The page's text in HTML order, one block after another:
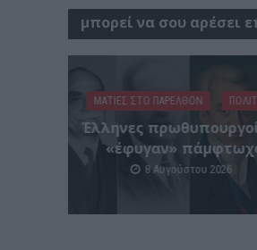
μπορεί να σου αρέσει
ΜΑΤΙΕΣ ΣΤΟ ΠΑΡΕΛΘΟΝ
Έλληνες
«έφυγαν»
8 Αυγούστου 2026